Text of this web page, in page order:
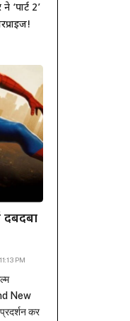
‘पार्ट 2’
दबदबा
PM
New
कर